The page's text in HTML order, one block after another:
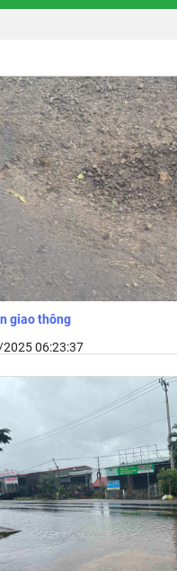
giao thông
06:23:37
4r,Xã Ea H'Leo,Tỉnh Đắk Lắk